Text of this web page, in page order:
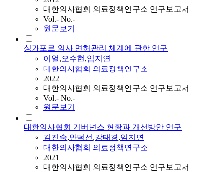
대한의사협회 의료정책연구소 연구보고서
Vol.- No.-
원문보기
싱가포르 의사 면허관리 체계에 관한 연구
이얼,오수현,임지연
대한의사협회 의료정책연구소
2022
대한의사협회 의료정책연구소 연구보고서
Vol.- No.-
원문보기
대한의사협회 거버넌스 현황과 개선방안 연구
김진숙,안덕선,강태경,임지연
대한의사협회 의료정책연구소
2021
대한의사협회 의료정책연구소 연구보고서